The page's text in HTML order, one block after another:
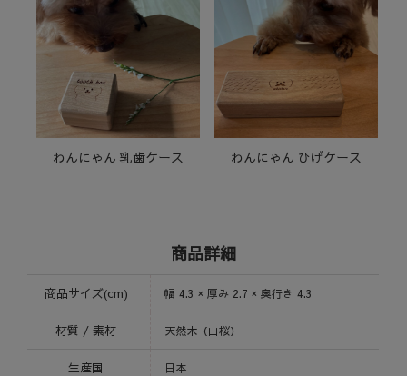
わんにゃん 乳歯ケース わんにゃん ひげケース
商品詳細
商品サイズ(cm) 幅 4.3 × 厚み 2.7 × 奥行き 4.3
材質 / 素材 天然木（山桜）
生産国 日本